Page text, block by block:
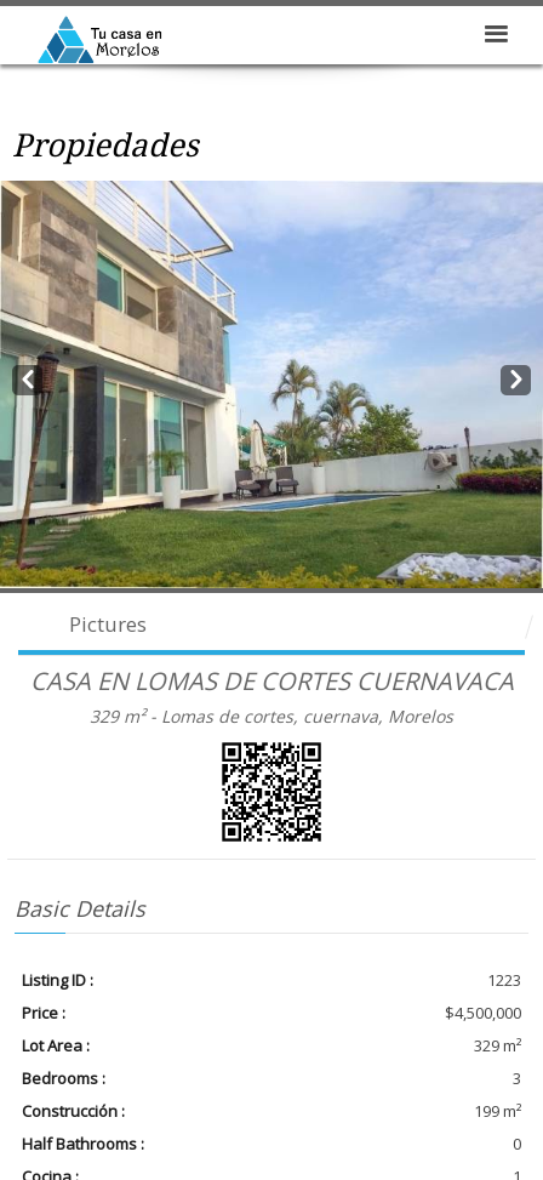
Propiedades
Prev Next
Pictures
CASA EN LOMAS DE CORTES CUERNAVACA
329 m² - Lomas de cortes, cuernava, Morelos
Basic Details
Listing ID :
1223
Price :
$4,500,000
Lot Area :
329 m²
Bedrooms :
3
Construcción :
199 m²
Half Bathrooms :
0